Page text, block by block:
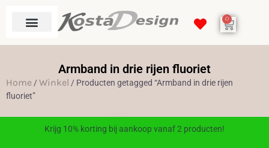
0
Armband in drie rijen fluoriet
Home /Winkel / Producten getagged “Armband in drie rijen
fluoriet”
Krijg 10% korting bij aankoop vanaf 2 producten!